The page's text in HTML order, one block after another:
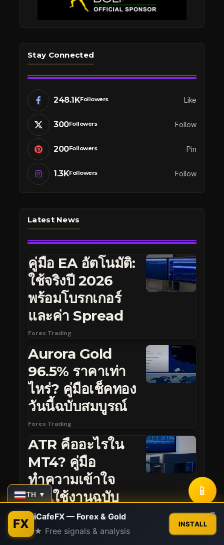
Stay Connected
248.1KFollowers Like
300Followers Follow
200Followers Pin
1.3KFollowers Follow
Latest News
คู่มือ EA อัตโนมัติ:
ใช้จริงปี 2026
พร้อมโบรกเกอร์
และค่า Spread
Forex Trading
Aurora Gold
96.5% ราคาเท่า
ไหร่? คู่มือเช็คทอง
วันนี้ฉบับสมบูรณ์
Forex Trading
ATR คืออะไรใน
MT4? คู่มือ
ทำความเข้าใจ
และใช้งานฉบับ
สมบูรณ์
Forex Trading
TH ▼ 📱
FX iCafeFX — Forex & Gold
★ Free signals & analysis
INSTALL
×
Contact us
Open